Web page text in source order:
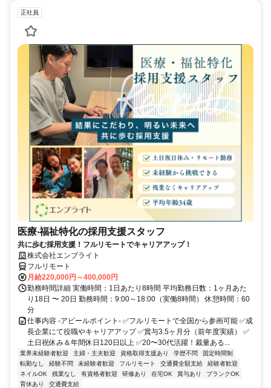
正社員
医療‧福祉特化の採用支援スタッフ
共に歩む採用支援！フルリモートでキャリアアップ！
株式会社エンブライト
フルリモート
月給220,000円～400,000円
勤務時間詳細 実働時間：1日あたり8時間 平均勤務日数：1ヶ月あた
り18日 〜 20日 勤務時間：9:00～18:00（実働8時間） 休憩時間：60
分
仕事内容 -アピールポイント- ✅フルリモートで全国から参画可能 ✅成
長企業にて役職やキャリアアップ ✅賞与3.5ヶ月分（前年度実績） ✅
土日祝休み＆年間休日120日以上 ✅20〜30代活躍！裁量ある...
業界未経験者歓迎 主婦・主夫歓迎 資格取得支援あり 学歴不問
固定時間制
転勤なし
経験不問 未経験者歓迎 フルリモート 交通費全額支給
経験者歓迎
ネイルOK
残業なし 有資格者歓迎 研修あり 在宅OK 賞与あり
ブランクOK
育休あり
交通費支給